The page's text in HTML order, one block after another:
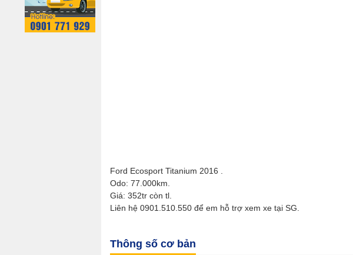
Ford Ecosport Titanium 2016 .
Odo: 77.000km.
Giá: 352tr còn tl.
Liên hệ 0901.510.550 để em hỗ trợ xem xe tại SG.
Thông số cơ bản